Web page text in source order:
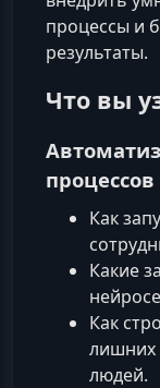
процессы и
результаты.
Что вы
процессов
Как
Какие
Как
лишних
людей.